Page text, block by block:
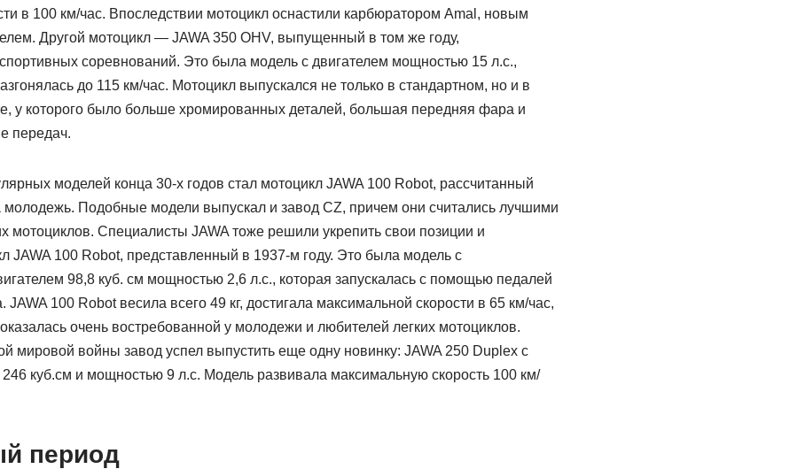
в 100 км/час. Впоследствии мотоцикл оснастили карбюратором Amal, новым
Другой мотоцикл — JAWA 350 OHV, выпущенный в том же году,
соревнований. Это была модель с двигателем мощностью 15 л.с.,
до 115 км/час. Мотоцикл выпускался не только в стандартном, но и в
у которого было больше хромированных деталей, большая передняя фара и
передач.
моделей конца 30-х годов стал мотоцикл JAWA 100 Robot, рассчитанный
Подобные модели выпускал и завод CZ, причем они считались лучшими
мотоциклов. Специалисты JAWA тоже решили укрепить свои позиции и
JAWA 100 Robot, представленный в 1937-м году. Это была модель с
98,8 куб. см мощностью 2,6 л.с., которая запускалась с помощью педалей
JAWA 100 Robot весила всего 49 кг, достигала максимальной скорости в 65 км/час,
очень востребованной у молодежи и любителей легких мотоциклов.
мировой войны завод успел выпустить еще одну новинку: JAWA 250 Duplex с
куб.см и мощностью 9 л.с. Модель развивала максимальную скорость 100 км/
период